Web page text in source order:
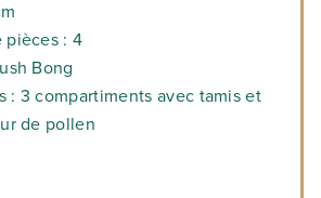
pièces : 4
Bong
: 3 compartiments avec tamis et
de pollen